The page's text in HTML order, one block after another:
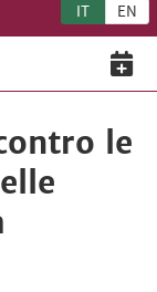
IT EN
le